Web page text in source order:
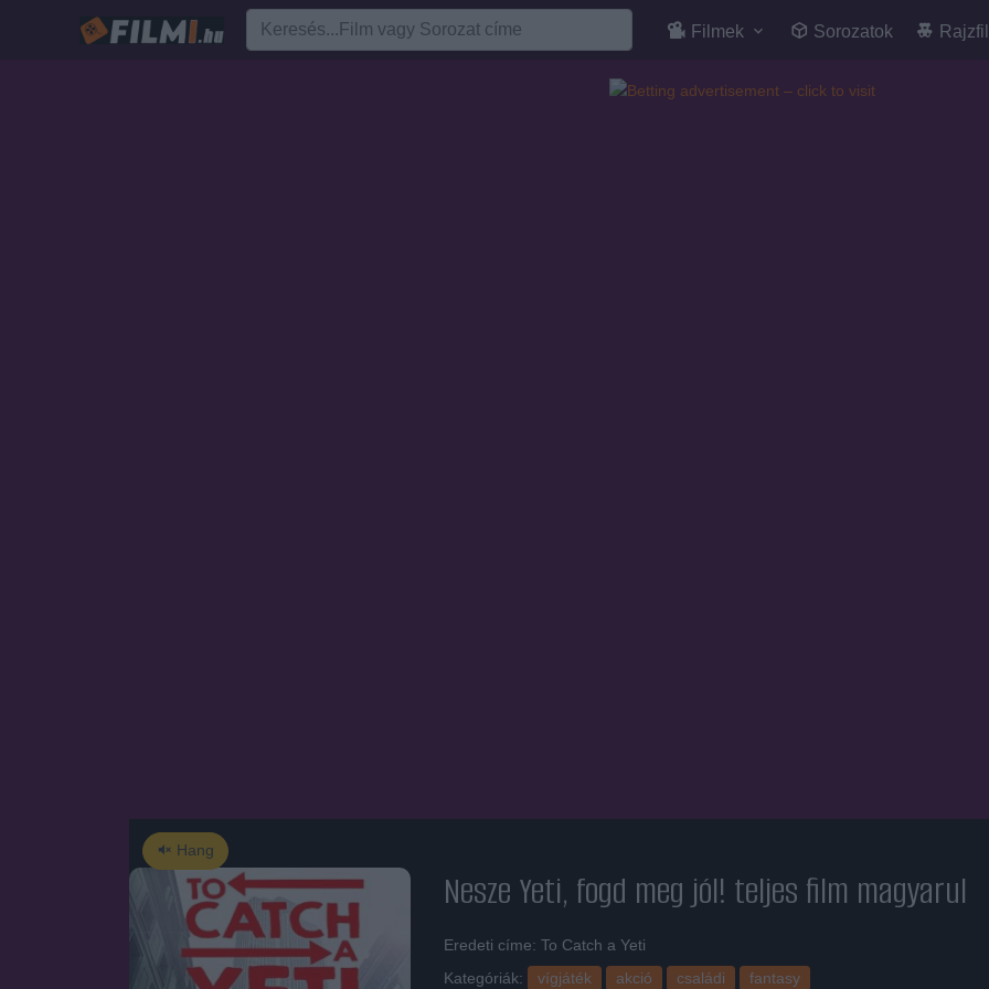
Filmek Sorozatok
Hang
Nesze Yeti, fogd meg jól! teljes film magyarul
Eredeti címe: To Catch a Yeti
Kategóriák:
vígjáték akció családi
fantasy